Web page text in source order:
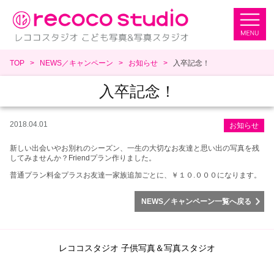
TOP NEWS／キャンペーン お知らせ 入卒記念！
入卒記念！
2018.04.01 お知らせ
新しい出会いやお別れのシーズン、一生の大切なお友達と思い出の写真を残
してみませんか？Friendプラン作りました。
普通プラン料金プラスお友達一家族追加ごとに、￥１０.０００になります。
NEWS／キャンペーン一覧へ戻る
レココスタジオ 子供写真＆写真スタジオ